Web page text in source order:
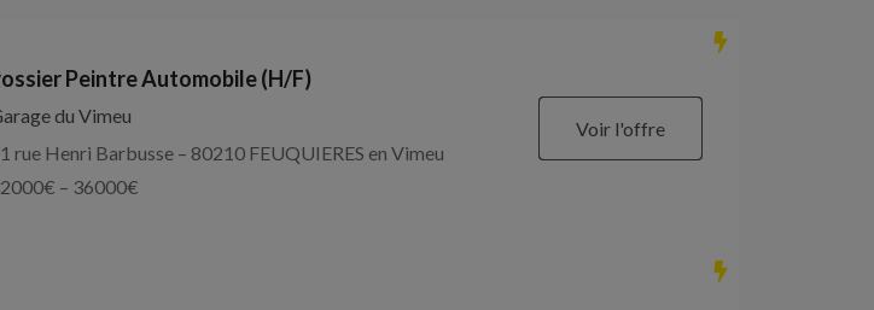
Peintre Automobile (H/F)
du Vimeu
rue Henri Barbusse – 80210 FEUQUIERES en Vimeu
€ – 36000€
Voir l'offre